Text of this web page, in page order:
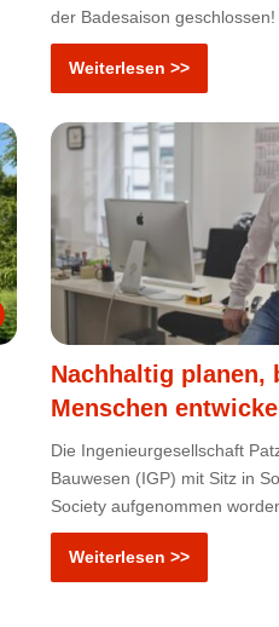
der Badesaison geschlossen!
Weiterlesen >>
Nachhaltig planen,
Menschen
Die Ingenieurgesellschaft
Bauwesen (IGP) mit Sitz in
Society aufgenommen
Weiterlesen >>